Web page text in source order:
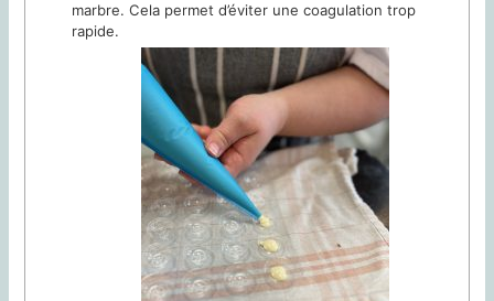
marbre. Cela permet d’éviter une coagulation trop
rapide.